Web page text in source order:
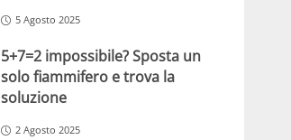
5 Agosto 2025
5+7=2 impossibile? Sposta un
solo fiammifero e trova la
soluzione
2 Agosto 2025